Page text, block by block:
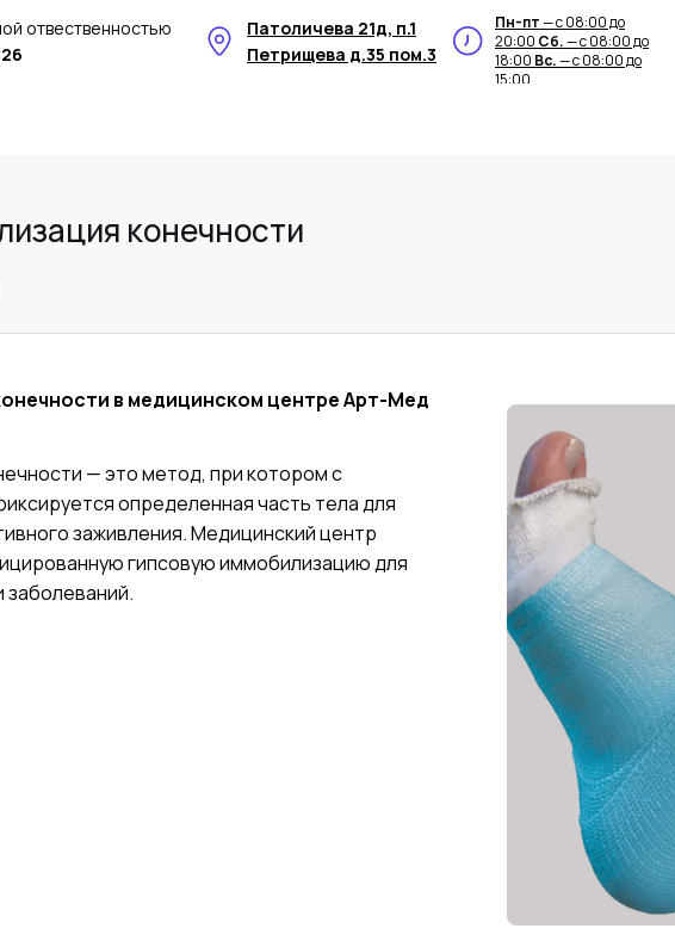
отвественностью
Петрищева д.35 пом.3
Патоличева 21д, п.1 Пн-пт— с 08:00 до
20:00 Сб.— с 08:00 до
18:00 Вс.— с 08:00 до
15:00
конечности
в медицинском центре Арт-Мед
— это метод, при котором с
определенная часть тела для
заживления. Медицинский центр
гипсовую иммобилизацию для
заболеваний.